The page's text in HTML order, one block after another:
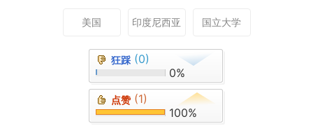
美国 印度尼西亚 国立大学
狂踩 (0)
0%
点赞 (1)
100%